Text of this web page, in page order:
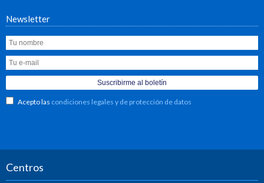
Newsletter
Acepto las condiciones legales y de protección de datos
Centros